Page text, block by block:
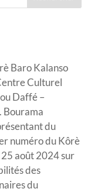
Baro Kalanso
Culturel
Daffé –
Bourama
du
numéro du Kôrè
août 2024 sur
des
du